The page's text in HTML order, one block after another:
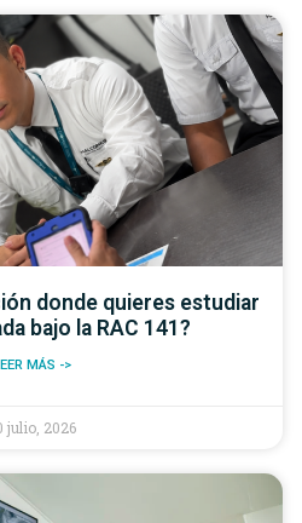
donde quieres estudiar
bajo la RAC 141?
MÁS ->
julio, 2026